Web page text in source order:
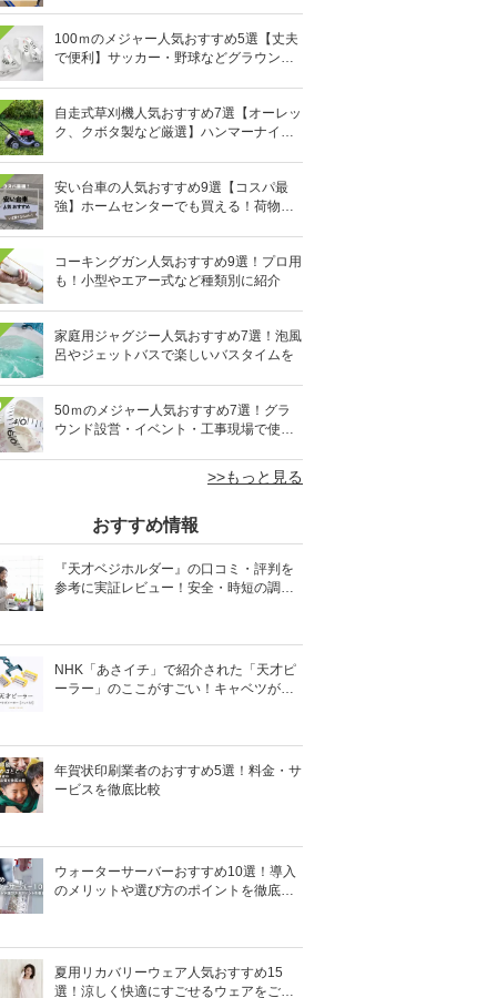
100ｍのメジャー人気おすすめ5選【丈夫
で便利】サッカー・野球などグラウンド
自走式草刈機人気おすすめ7選【オーレッ
ク、クボタ製など厳選】ハンマーナイフ
安い台車の人気おすすめ9選【コスパ最
強】ホームセンターでも買える！荷物の
コーキングガン人気おすすめ9選！プロ用
も！小型やエアー式など種類別に紹介
家庭用ジャグジー人気おすすめ7選！泡風
呂やジェットバスで楽しいバスタイムを
50ｍのメジャー人気おすすめ7選！グラ
ウンド設営・イベント・工事現場で使え
>>もっと見る
おすすめ情報
『天才ベジホルダー』の口コミ・評判を
参考に実証レビュー！安全・時短の調理
NHK「あさイチ」で紹介された「天才ピ
ーラー」のここがすごい！キャベツがほ
年賀状印刷業者のおすすめ5選！料金・サ
ービスを徹底比較
ウォーターサーバーおすすめ10選！導入
のメリットや選び方のポイントを徹底解
夏用リカバリーウェア人気おすすめ15
選！涼しく快適にすごせるウェアをご紹